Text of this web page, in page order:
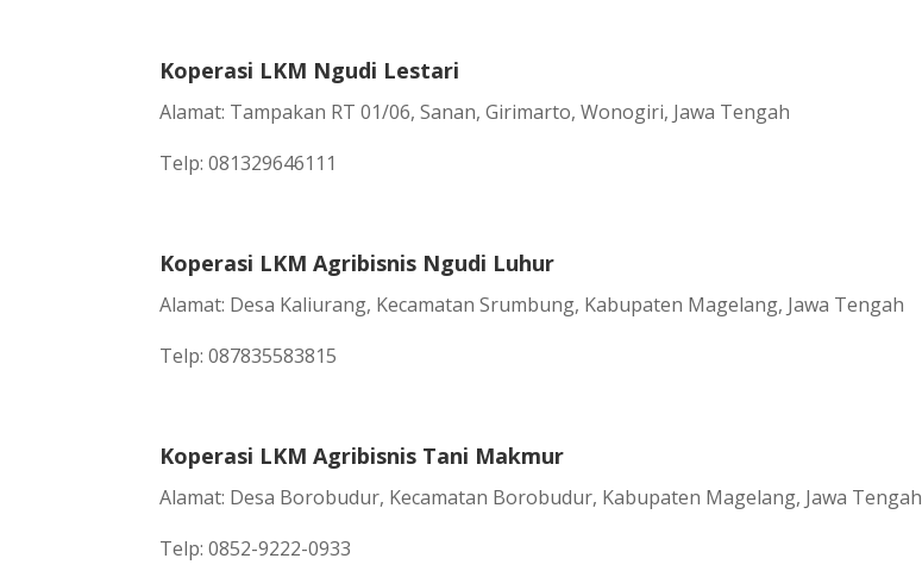
Koperasi LKM Ngudi Lestari
Alamat: Tampakan RT 01/06, Sanan, Girimarto, Wonogiri, Jawa Tengah
Telp: 081329646111
Koperasi LKM Agribisnis Ngudi Luhur
Alamat: Desa Kaliurang, Kecamatan Srumbung, Kabupaten Magelang, Jawa Tengah
Telp: 087835583815
Koperasi LKM Agribisnis Tani Makmur
Alamat: Desa Borobudur, Kecamatan Borobudur, Kabupaten Magelang, Jawa Tengah
Telp: 0852-9222-0933